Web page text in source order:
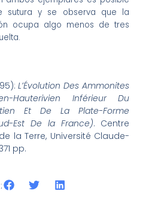
sutura y se observa que la
ocupa algo menos de tres
L’Évolution Des Ammonites
Hauterivien Inférieur Du
Et De La Plate-Forme
Est De la France). Centre
la Terre, Université Claude-
pp.